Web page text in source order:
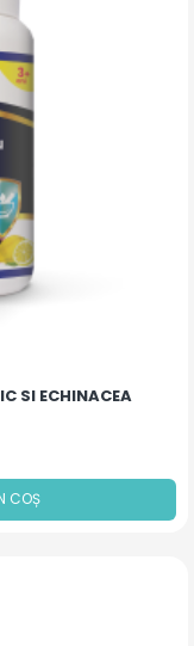
SI ECHINACEA
COȘ